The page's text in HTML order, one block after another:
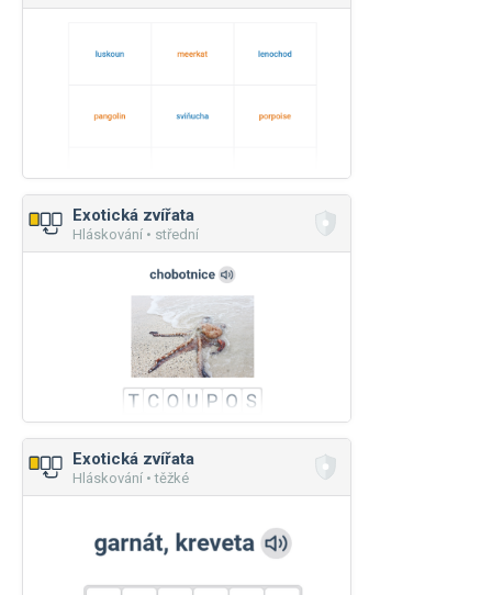
Exotická zvířata
Hláskování • střední
Exotická zvířata
Hláskování • těžké